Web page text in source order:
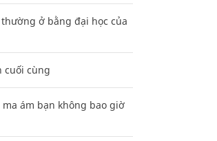
ở bằng đại học của
cuối cùng
ám bạn không bao giờ